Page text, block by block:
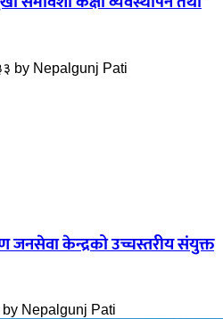
by Nepalgunj Pati
जनसेवा केन्द्रको उच्चस्तरीय संयुक्त
by Nepalgunj Pati